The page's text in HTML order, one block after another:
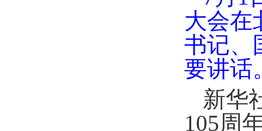
大会在
书记、
要讲话
新华
105周